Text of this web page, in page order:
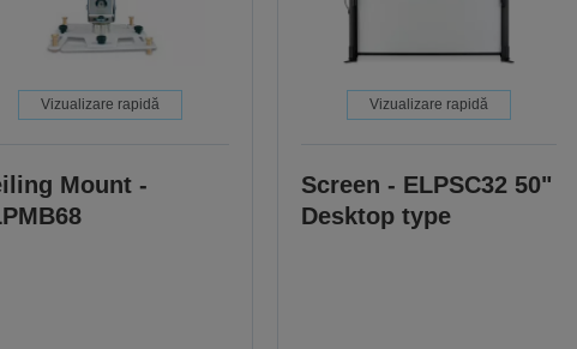
Vizualizare rapidă
Mount -
Vizualizare rapidă
Screen - ELPSC32 50"
Desktop type